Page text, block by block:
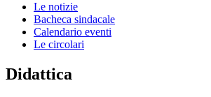
Le notizie
Bacheca sindacale
Calendario eventi
Le circolari
Didattica